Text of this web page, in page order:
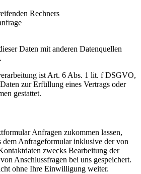
Rechners
Daten mit anderen Datenquellen
ist Art. 6 Abs. 1 lit. f DSGVO,
zur Erfüllung eines Vertrags oder
gestattet.
Anfragen zukommen lassen,
dem Anfrageformular inklusive der von
zwecks Bearbeitung der
Anschlussfragen bei uns gespeichert.
ohne Ihre Einwilligung weiter.